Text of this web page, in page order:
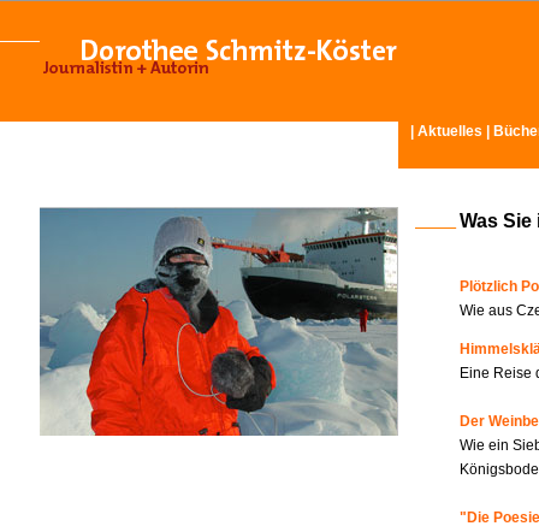
Aktuelles
Was
Plötzlich
Wie aus
Eine Reise
Der
Wie ein
"Die